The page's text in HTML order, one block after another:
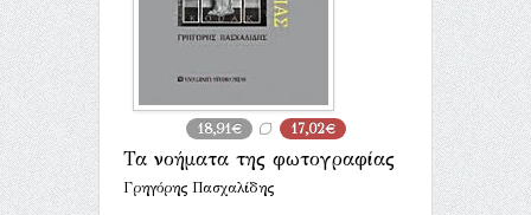
18,91€ 17,02€
Τα νοήματα της φωτογραφίας
Γρηγόρης Πασχαλίδης